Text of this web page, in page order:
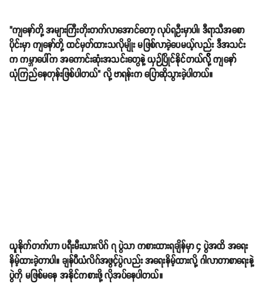
"ကျနော်တို့ အများကြီးတိုးတက်လာအောင်တော့ လုပ်ရဦးမှာပါ၊ ဒီရာသီအစော
ပိုင်းမှာ ကျနော်တို့ ထင်မှတ်ထားသလိုမျိုး မဖြစ်လာခဲ့ပေမယ့်လည်း ဒီအသင်း
က ကမ္ဘာပေါ်က အကောင်းဆုံးအသင်းတွေနဲ့ ယှဉ်ပြိုင်နိုင်တယ်လို့် ကျနော်
ယုံကြည်နေတုန်းဖြစ်ပါတယ်" လို့ ဗာရန်းက ပြောဆိုသွားခဲ့ပါတယ်။
ယူနိုက်တက်ဟာ ပရီးမီးယားလိဂ် ၇ ပွဲသာ ကစားထားရချိန်မှာ ၄ ပွဲအထိ အရေး
နိမ့်ထားခဲ့တာပါ။ ချန်ပီယံလိဂ်အဖွင့်ပွဲလည်း အရေးနိမ့်ထားလို့ ဂါလာတာစာရေးနဲ့
ပွဲကို မဖြစ်မနေ အနိုင်ကစားဖို့ လိုအပ်နေပါတယ်။